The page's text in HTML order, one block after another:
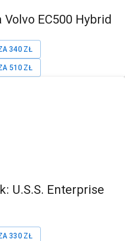
Volvo EC500 Hybrid
340 ZŁ
510 ZŁ
U.S.S. Enterprise
330 ZŁ